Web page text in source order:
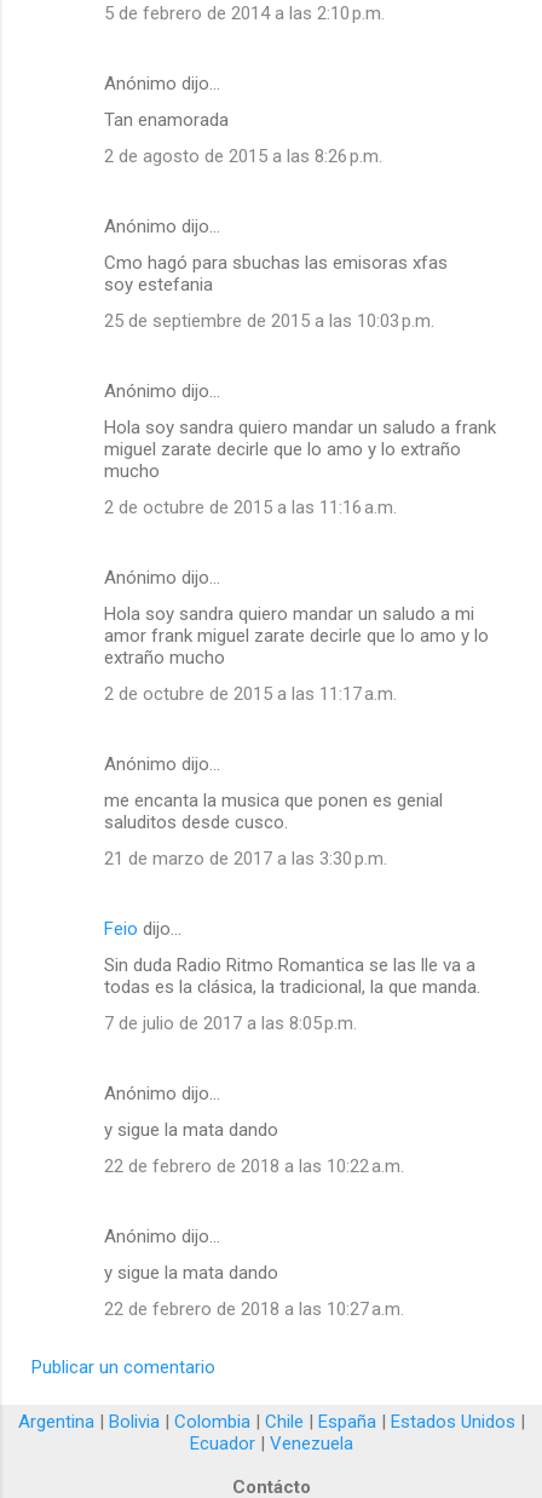
5 de febrero de 2014 a las 2:10 p.m.
Anónimo dijo…
Tan enamorada
2 de agosto de 2015 a las 8:26 p.m.
Anónimo dijo…
Cmo hagó para sbuchas las emisoras xfas
soy estefania
25 de septiembre de 2015 a las 10:03 p.m.
Anónimo dijo…
Hola soy sandra quiero mandar un saludo a frank
miguel zarate decirle que lo amo y lo extraño
mucho
2 de octubre de 2015 a las 11:16 a.m.
Anónimo dijo…
Hola soy sandra quiero mandar un saludo a mi
amor frank miguel zarate decirle que lo amo y lo
extraño mucho
2 de octubre de 2015 a las 11:17 a.m.
Anónimo dijo…
me encanta la musica que ponen es genial
saluditos desde cusco.
21 de marzo de 2017 a las 3:30 p.m.
Feio dijo…
Sin duda Radio Ritmo Romantica se las lle va a
todas es la clásica, la tradicional, la que manda.
7 de julio de 2017 a las 8:05 p.m.
Anónimo dijo…
y sigue la mata dando
22 de febrero de 2018 a las 10:22 a.m.
Anónimo dijo…
y sigue la mata dando
22 de febrero de 2018 a las 10:27 a.m.
Publicar un comentario
Argentina| Bolivia| Colombia| Chile | España| Estados Unidos |
Ecuador| Venezuela
Contácto